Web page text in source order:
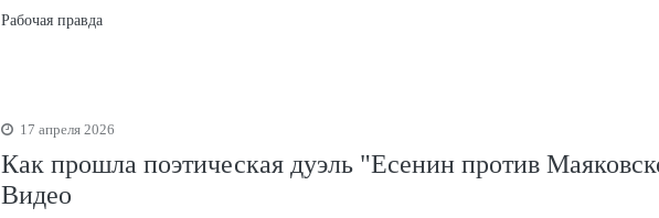
Рабочая правда
17 апреля 2026
Как прошла поэтическая дуэль "Есенин против
Видео